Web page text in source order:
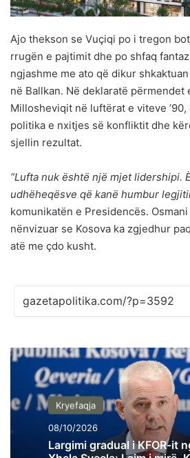
Ajo thekson se Vuçiqi po i tregon
rrugën e pajtimit dhe po shfaq
ngjashme me ato që dikur
në Ballkan. Në deklaratë përmendet
Millosheviqit në luftërat e viteve
politika e nxitjes së konfliktit dhe
sjellin rezultat.
“Lufta nuk është një mjet lidershipi.
udhëheqësve që kanë humbur
komunikatën e Presidencës.
nënvizuar se Kosova ka zgjedhur
atë me çdo kusht.
Kryefaqja
08/10/2026
Largimi gradual i KFOR-it